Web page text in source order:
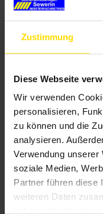
Zustimmung
Diese Webseite
Wir verwenden
personalisieren,
zu können und die
analysieren.
Verwendung
soziale Medien,
Partner führen diese
weiteren Daten